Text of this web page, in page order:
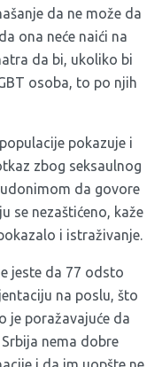
da ne može da
ona neće naići na
da bi, ukoliko bi
osoba, to po njih
pokazuje i
zbog seksaulnog
da govore
se nezaštićeno, kaže
i istraživanje.
jeste da 77 odsto
na poslu, što
je poražavajuće da
nema dobre